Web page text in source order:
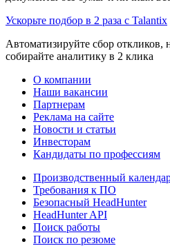
Ускорьте подбор в 2 раза с Talantix
Автоматизируйте сбор откликов,
собирайте аналитику в 2 клика
О компании
Наши вакансии
Партнерам
Реклама на сайте
Новости и статьи
Инвесторам
Кандидаты по профессиям
Производственный
Требования к ПО
Безопасный HeadHunter
HeadHunter API
Поиск работы
Поиск по резюме